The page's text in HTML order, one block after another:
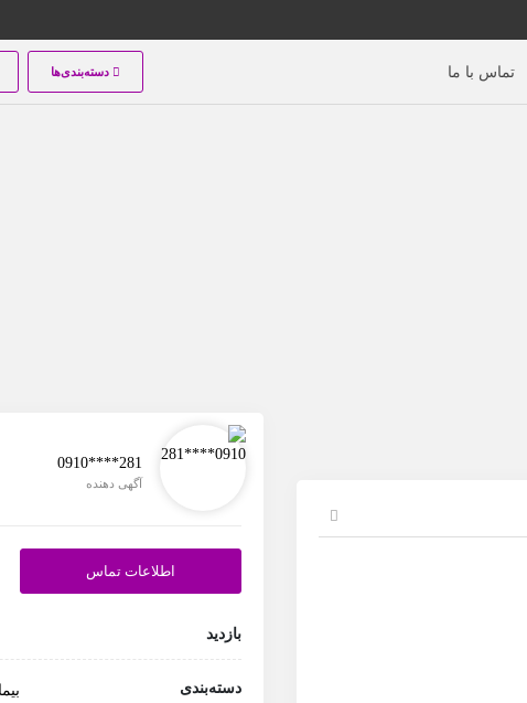
تماس با ما دسته‌بندی‌ها
0910****281
آگهی دهنده
اطلاعات تماس
بازدید
دسته‌بندی